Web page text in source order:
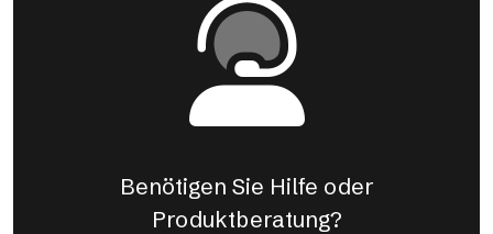
Benötigen Sie Hilfe oder
Produktberatung?